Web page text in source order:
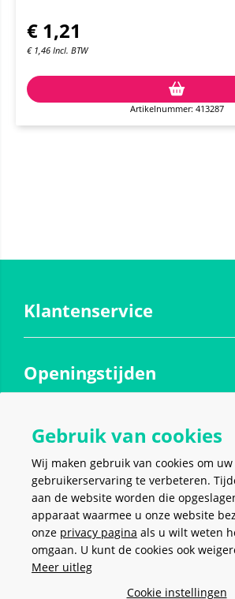
€ 1,21
€ 1,46 Incl. BTW
Artikelnummer: 413287
Klantenservice
Openingstijden
Contact
Social media
VEILIG EN MAKKELIJK
Gebruik van cookies
Wij maken gebruik van cookies om uw
gebruikerservaring te verbeteren.
aan de website worden die
apparaat waarmee u onze website
onze privacy pagina als u wilt weten
omgaan. U kunt de cookies ook
Meer uitleg
Cookie instellingen